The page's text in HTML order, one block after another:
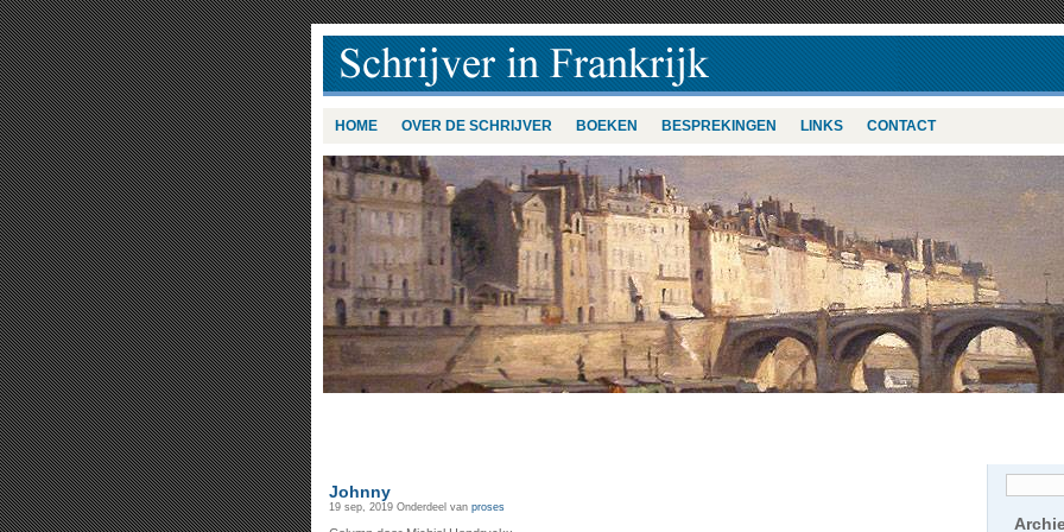
HOME OVER DE SCHRIJVER BOEKEN BESPREKINGEN LINKS CONTACT
Johnny
19 sep, 2019 Onderdeel van proses